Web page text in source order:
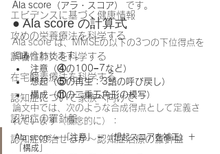
エビデンスに基づく健康情報
攻めの栄養療法を科学する
誤嚥性肺炎を科学する
在宅酸素療法を科学する
認知症について家族へ向けて
認知症の羅針盤
認知症は治せるか～認知症治療の羅針盤
Ala score（アラ・スコア）
です。
● Ala score の計算式
Ala score は、MMSEの以下の3つの下位得点を
組み合わせます。
注意（④の100−7など）
想起（⑤の再生：3語の呼び戻し）
構成（⑪の二重五角形の模写）
論文中では、次のような合成得点として定義さ
れています（概念的に）：
Ala score = 「注意」 − （想起スコアを補正）＋
「構成」